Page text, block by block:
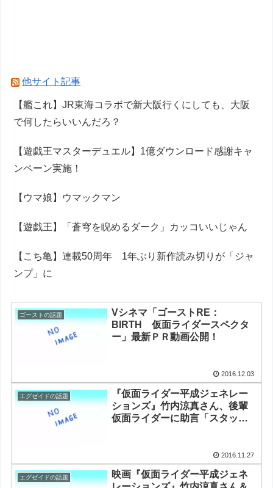
他サイト記事
【艦これ】JR東海コラボで新大阪行くにしても、大阪
で何したらいいんだろ？
【遊戯王マスターデュエル】1億ダウンロード感謝キャ
ンペーン実施！
【ウマ娘】ウマックマン
【遊戯王】「蒼穹を睨めるダーク」カッコいいじゃん
【こち亀】連載50周年 1年ぶり新作読み切りが「ジャ
ンプ」に
ゴーストの話題
Vシネマ「ゴーストRE：
BIRTH 仮面ライダースペクタ
ー」最新ＰＲ動画公開！
2016.12.03
エグゼイドの話題
『仮面ライダー平成ジェネレー
ションズ』竹内涼真さん、後輩
仮面ライダーに助言「スタッフ
2016.11.27
エグゼイドの話題
映画『仮面ライダー平成ジェネ